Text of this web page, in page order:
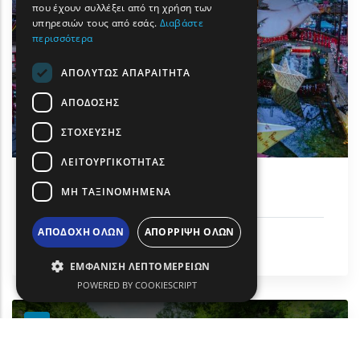
Ονειρούπολη (Χριστούγεννα)
Πολιτισμός
text
text
text
που έχουν συλλέξει από τη χρήση των
υπηρεσιών τους από εσάς. Διαβάστε
περισσότερα
ΑΠΟΛΎΤΩΣ ΑΠΑΡΑΊΤΗΤΑ
ΑΠΌΔΟΣΗΣ
ΣΤΌΧΕΥΣΗΣ
ΛΕΙΤΟΥΡΓΙΚΌΤΗΤΑΣ
ΜΗ ΤΑΞΙΝΟΜΗΜΈΝΑ
ΑΠΟΔΟΧΉ ΌΛΩΝ ΑΠΌΡΡΙΨΗ ΌΛΩΝ
ΕΜΦΆΝΙΣΗ ΛΕΠΤΟΜΕΡΕΙΏΝ
POWERED BY COOKIESCRIPT